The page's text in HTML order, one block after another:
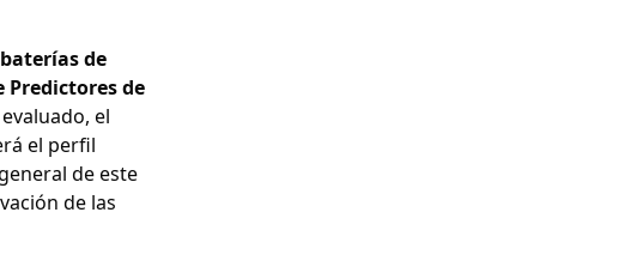
de
de
el
el perfil
de este
de las